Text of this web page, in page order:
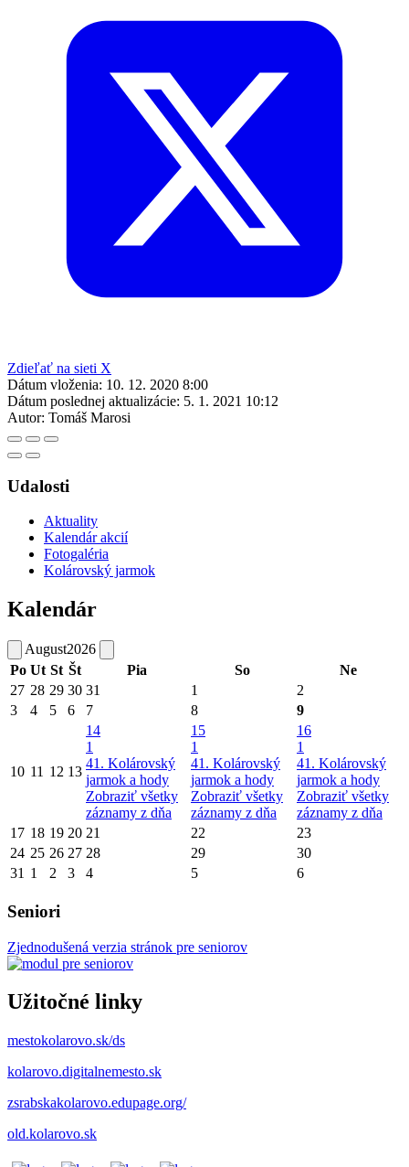
Zdieľať na sieti X
Dátum vloženia: 10. 12. 2020 8:00
Dátum poslednej aktualizácie: 5. 1. 2021 10:12
Autor: Tomáš Marosi
Udalosti
Aktuality
Kalendár akcií
Fotogaléria
Kolárovský jarmok
Kalendár
August2026
Po Ut St Št Pia So
Ne
27 28 29 30 31 1
2
3
4 5 6 7 8 9
10 11 12 13
14
1
41. Kolárovský
jarmok a hody
Zobraziť všetky
záznamy z dňa
15
1
41. Kolárovský
jarmok a hody
Zobraziť všetky
záznamy z dňa
16
1
41. Kolárovský
jarmok a hody
Zobraziť všetky
záznamy z dňa
17 18 19 20 21 22
23
24 25 26 27 28 29
30
31 1 2 3 4 5 6
Seniori
Zjednodušená verzia stránok pre seniorov
Užitočné linky
mestokolarovo.sk/ds
kolarovo.digitalnemesto.sk
zsrabskakolarovo.edupage.org/
old.kolarovo.sk